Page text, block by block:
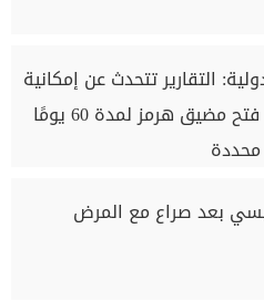
التقارير تتحدث عن إمكانية
الاتفاق على فتح مضيق هرمز لمدة 60 يومًا
بعد صراع مع المرض